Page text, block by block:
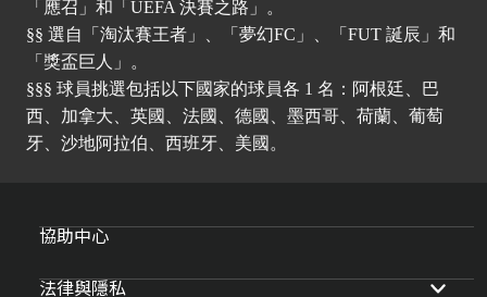
「應召」和「UEFA 決賽之路」。
§§ 選自「淘汰賽王者」、「夢幻FC」、「FUT 誕辰」和
「獎盃巨人」。
§§§ 球員挑選包括以下國家的球員各 1 名：阿根廷、巴
西、加拿大、英國、法國、德國、墨西哥、荷蘭、葡萄
牙、沙地阿拉伯、西班牙、美國。
協助中心
法律與隱私